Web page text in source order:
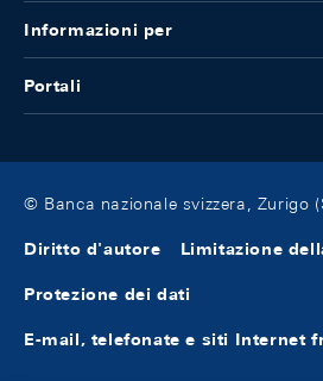
Informazioni per
Portali
© Banca nazionale svizzera, Zurigo
Diritto d'autore Limitazione
Protezione dei dati
E-mail, telefonate e siti Internet